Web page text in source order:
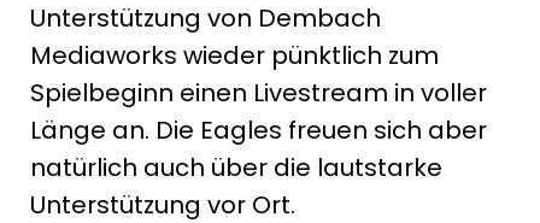
Unterstützung von Dembach
Mediaworks wieder pünktlich zum
Spielbeginn einen Livestream in voller
Länge an. Die Eagles freuen sich aber
natürlich auch über die lautstarke
Unterstützung vor Ort.